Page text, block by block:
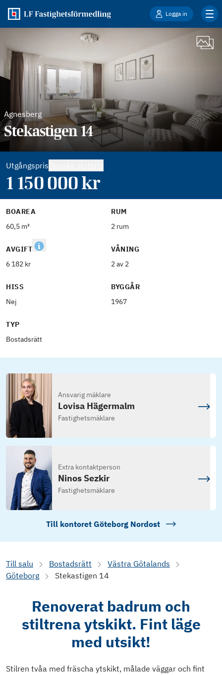
Logga in
Agnesberg
Stekastigen 14
Utgångspris
1 150 000kr
BOAREA
60,5 m²
RUM
2 rum
AVGIFT
6 182 kr
VÅNING
2 av 2
HISS
Nej
BYGGÅR
1967
TYP
Bostadsrätt
Ansvarig mäklare
Lovisa Hägermalm
Fastighetsmäklare
Extra kontaktperson
Ninos Sezkir
Fastighetsmäklare
Till kontoret Göteborg Nordost
Till salu Bostadsrätt
Västra Götalands
Göteborg
Stekastigen 14
Renoverat badrum och
stiltrena ytskikt. Fint läge
med utsikt!
Stilren tvåa med fräscha ytskikt, målade väggar och fint